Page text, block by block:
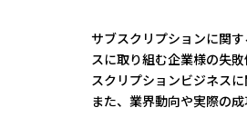
サブスクリプションに関
スに取り組む企業様の失
スクリプションビジネス
また、業界動向や実際の